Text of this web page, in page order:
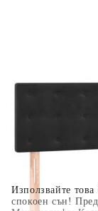
Използвайте това
спокоен сън!
покупки на
разпределя в